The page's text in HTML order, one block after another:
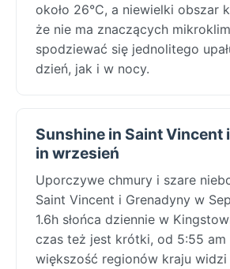
około 26°C, a niewielki obszar
że nie ma znaczących
spodziewać się jednolitego
dzień, jak i w nocy.
Sunshine in Saint Vincent
in wrzesień
Uporczywe chmury i szare
Saint Vincent i Grenadyny w
1.6h słońca dziennie w
czas też jest krótki, od 5:55 am
większość regionów kraju